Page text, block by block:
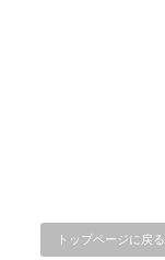
トップページに戻る